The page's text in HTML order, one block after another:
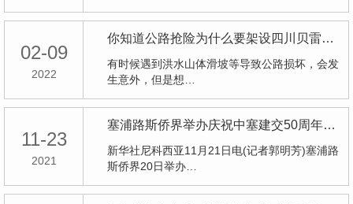
02-09
2022
你知道公路抢险为什么要架设四川贝雷桥吗？
有时候遇到洪水山体滑坡等导致公路损坏，会发
生意外，但是想…
11-23
2021
塞浦路斯侨界举办庆祝中塞建交50周年线上座谈会
新华社尼科西亚11月21日电(记者郭明芳)塞浦路
斯侨界20日举办…